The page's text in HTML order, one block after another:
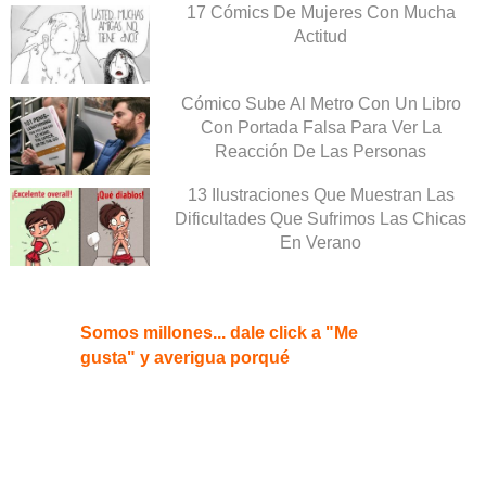
17 Cómics De Mujeres Con Mucha
Actitud
Cómico Sube Al Metro Con Un Libro
Con Portada Falsa Para Ver La
Reacción De Las Personas
13 Ilustraciones Que Muestran Las
Dificultades Que Sufrimos Las Chicas
En Verano
Somos millones... dale click a "Me
gusta" y averigua porqué